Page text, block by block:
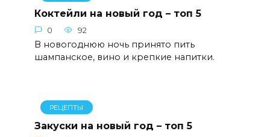
Коктейли на новый год – топ 5
0 92
В новогоднюю ночь принято пить
шампанское, вино и крепкие напитки.
РЕЦЕПТЫ
Закуски на новый год – топ 5